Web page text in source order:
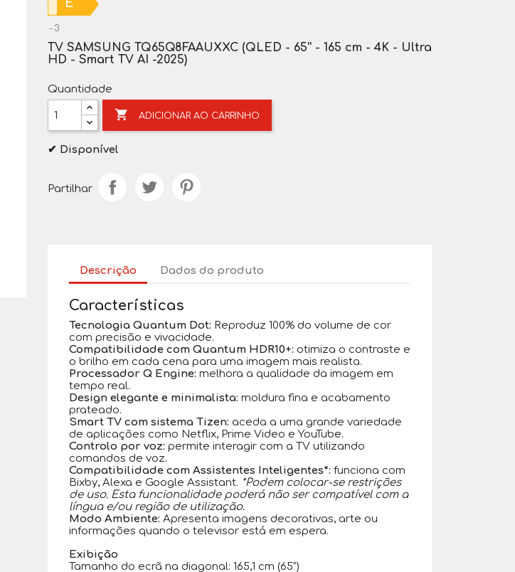
E
3
TV SAMSUNG TQ65Q8FAAUXXC (QLED - 65'' - 165 cm - 4K - Ultra
HD - Smart TV AI -2025)
Quantidade
 ADICIONAR AO CARRINHO
✔ Disponível
Partilhar
Descrição Dados do produto
Características
Tecnologia Quantum Dot: Reproduz 100% do volume de cor
com precisão e vivacidade.
Compatibilidade com Quantum HDR10+: otimiza o contraste e
o brilho em cada cena para uma imagem mais realista.
Processador Q Engine: melhora a qualidade da imagem em
tempo real.
Design elegante e minimalista: moldura fina e acabamento
prateado.
Smart TV com sistema Tizen: aceda a uma grande variedade
de aplicações como Netflix, Prime Video e YouTube.
Controlo por voz: permite interagir com a TV utilizando
comandos de voz.
Compatibilidade com Assistentes Inteligentes*: funciona com
Bixby, Alexa e Google Assistant. *Podem colocar-se restrições
de uso. Esta funcionalidade poderá não ser compatível com a
língua e/ou região de utilização.
Modo Ambiente: Apresenta imagens decorativas, arte ou
informações quando o televisor está em espera.
Exibição
Tamanho do ecrã na diagonal: 165,1 cm (65")